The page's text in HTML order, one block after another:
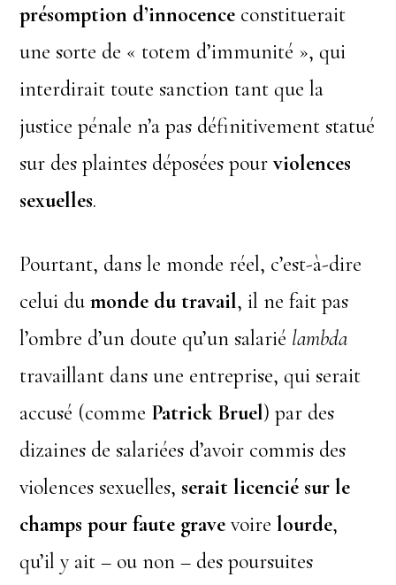
présomption d’innocence constituerait
une sorte de « totem d’immunité », qui
interdirait toute sanction tant que la
justice pénale n’a pas définitivement statué
sur des plaintes déposées pourviolences
sexuelles.
Pourtant, dans le monde réel, c’est-à-dire
celui dumonde du travail, il ne fait pas
l’ombre d’un doute qu’un salarié lambda
travaillant dans une entreprise, qui serait
accusé (comme Patrick Bruel) par des
dizaines de salariées d’avoir commis des
violences sexuelles, serait licencié sur le
champs pour faute gravevoirelourde,
qu’il y ait – ou non – des poursuites